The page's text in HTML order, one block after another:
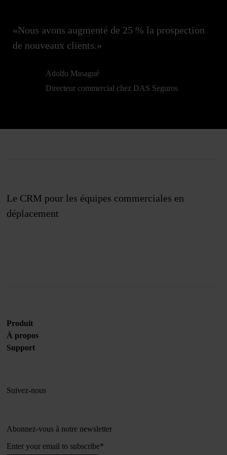
«Nous avons augmenté de 25 % la prospection
de nouveaux clients.»
Adolfo Masagué
Directeur commercial chez DAS Seguros
Le CRM pour les équipes commerciales en
déplacement
Produit
À propos
Support
Suivez-nous
Abonnez-vous à notre newsletter
Enter your email to subscribe*